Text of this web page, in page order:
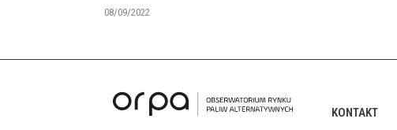
08/09/2022
KONTAKT